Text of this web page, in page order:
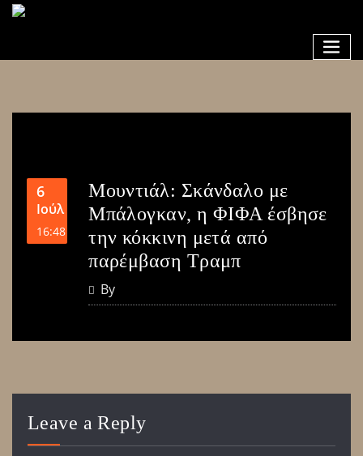
6
Ιούλ
16:48
Μουντιάλ: Σκάνδαλο με
Μπάλογκαν, η ΦΙΦΑ έσβησε
την κόκκινη μετά από
παρέμβαση Τραμπ
By
Leave a Reply